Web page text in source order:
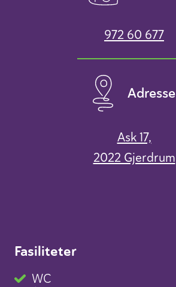
972 60 677
Adresse
Ask 17,
2022 Gjerdrum
Fasiliteter
WC